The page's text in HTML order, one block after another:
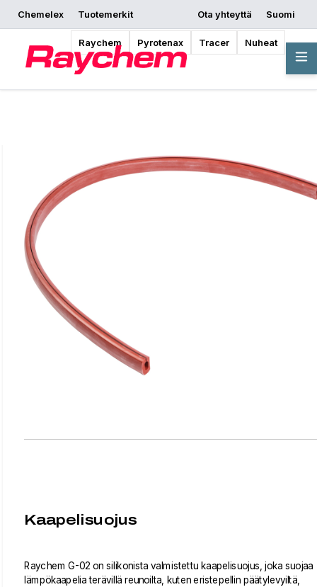
Chemelex Tuotemerkit
Raychem Pyrotenax Tracer Nuheat
Ota yhteyttä
Suomi
Pyydä tarjous
Mistä ostaa Aloita suunnittelu
Yleiskatsaus
Kaapelisuojus
Raychem G-02 on silikonista valmistettu kaapelisuojus, joka suojaa
lämpökaapelia terävillä reunoilta, kuten eristepellin päätylevyiltä,